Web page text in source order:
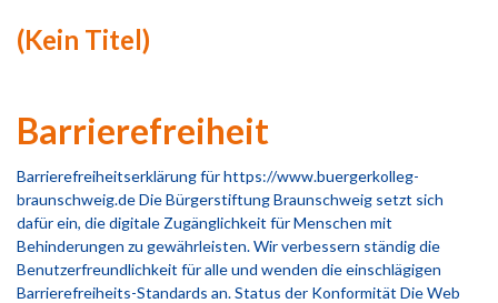
(Kein Titel)
Barrierefreiheit
Barrierefreiheitserklärung für https://www.buergerkolleg-
braunschweig.de Die Bürgerstiftung Braunschweig setzt sich
dafür ein, die digitale Zugänglichkeit für Menschen mit
Behinderungen zu gewährleisten. Wir verbessern ständig die
Benutzerfreundlichkeit für alle und wenden die einschlägigen
Barrierefreiheits-Standards an. Status der Konformität Die Web